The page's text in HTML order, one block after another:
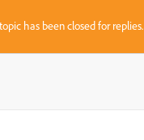
has been closed for replies.